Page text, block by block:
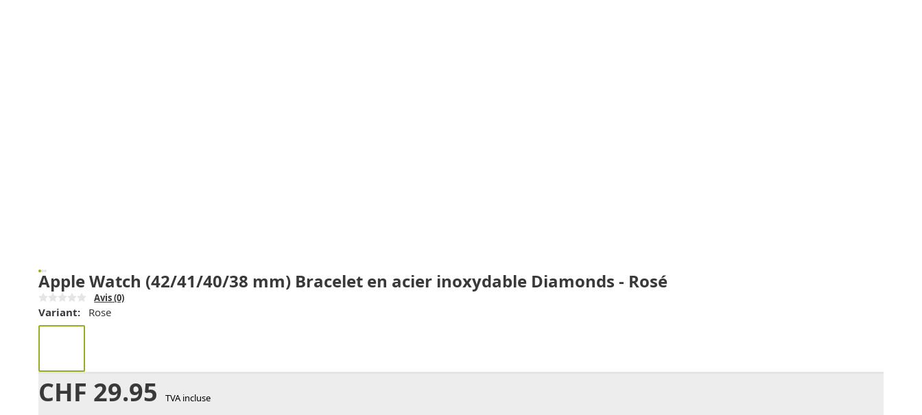
Apple Watch (42/41/40/38 mm) Bracelet en acier inoxydable Diamonds - Rosé
Avis(0)
Variant: Rose
CHF 29.95 TVA incluse